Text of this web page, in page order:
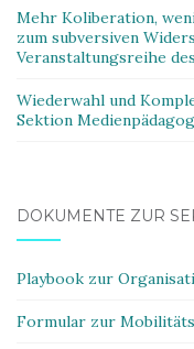
Mehr Koliberation,
zum subversiven
Veranstaltungsreihe
Wiederwahl und
Sektion
DOKUMENTE ZUR
Playbook zur
Formular zur